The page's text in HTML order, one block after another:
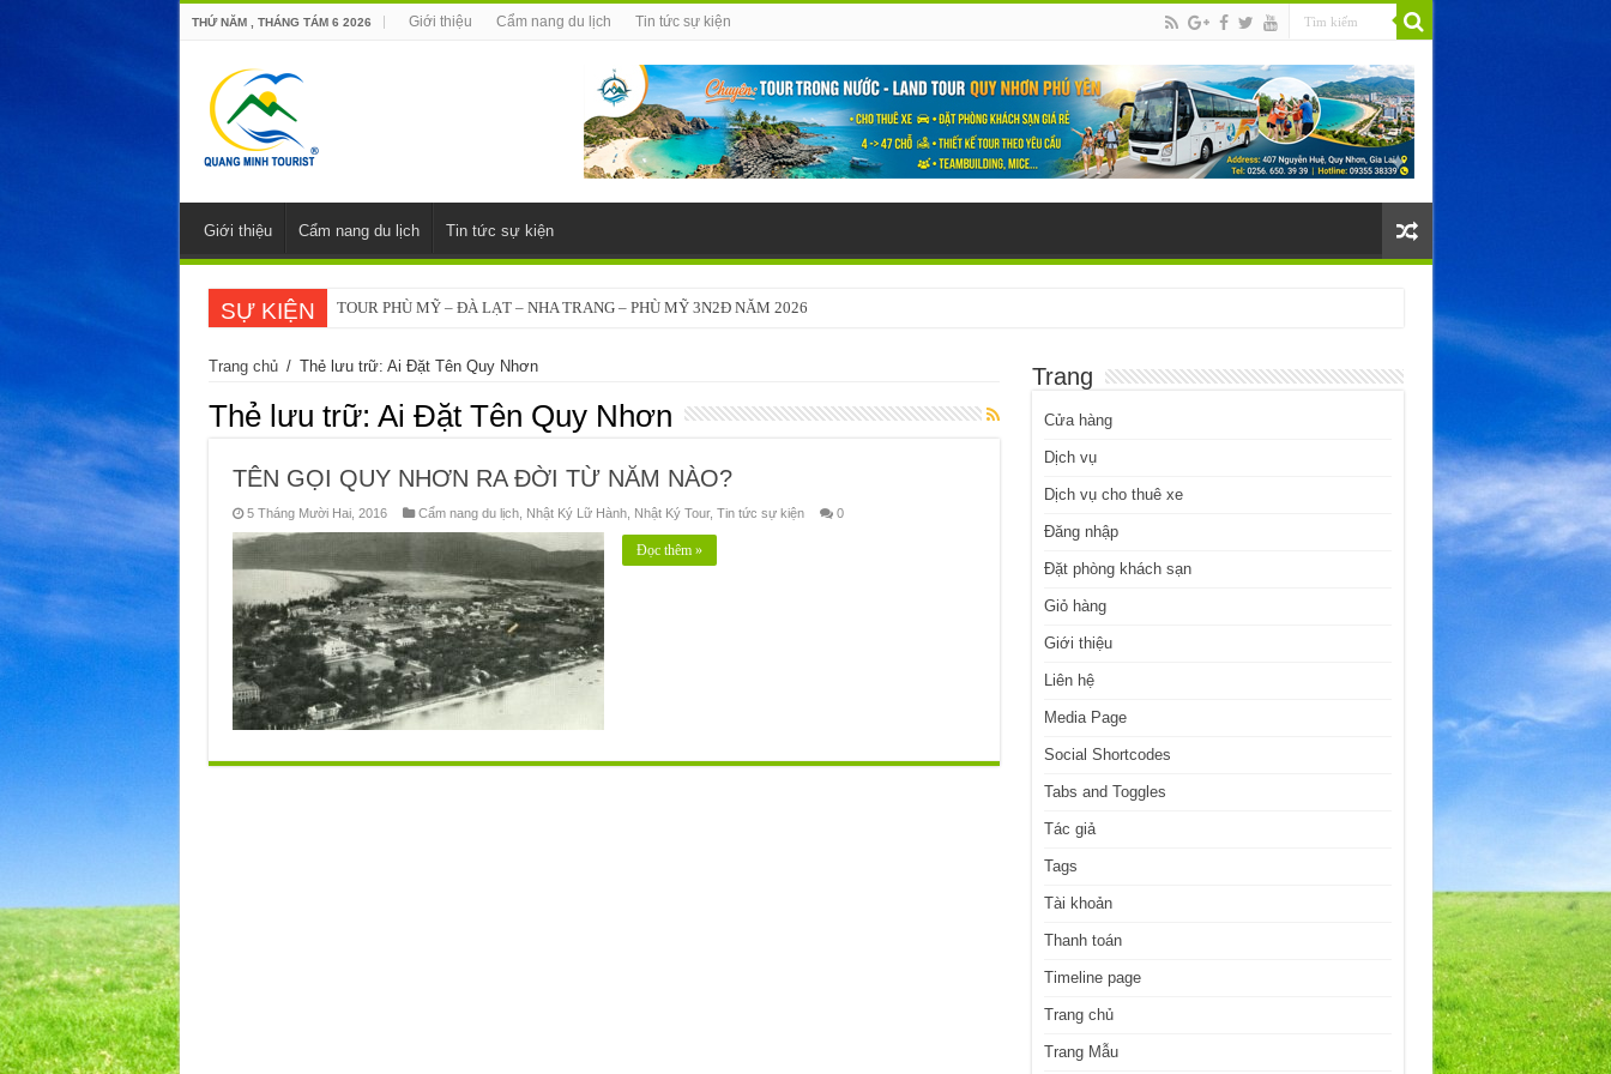
THỨ NĂM , THÁNG TÁM 6 2026 Giới thiệu Cẩm nang du lịch Tin tức sự kiện
Giới thiệu Cẩm nang du lịch Tin tức sự kiện
SỰ KIỆN TOUR PHÙ MỸ – ĐÀ LẠT – NHA TRANG – PHÙ MỸ 3N2Đ NĂM 2026
Trang chủ / Thẻ lưu trữ: Ai Đặt Tên Quy Nhơn
Thẻ lưu trữ: Ai Đặt Tên Quy Nhơn
TÊN GỌI QUY NHƠN RA ĐỜI TỪ NĂM NÀO?
5 Tháng Mười Hai, 2016 Cẩm nang du lịch, Nhật Ký Lữ Hành, Nhật Ký Tour, Tin tức sự kiện 0
Đọc thêm »
Trang
Cửa hàng
Dịch vụ
Dịch vụ cho thuê xe
Đăng nhập
Đặt phòng khách sạn
Giỏ hàng
Giới thiệu
Liên hệ
Media Page
Social Shortcodes
Tabs and Toggles
Tác giả
Tags
Tài khoản
Thanh toán
Timeline page
Trang chủ
Trang Mẫu